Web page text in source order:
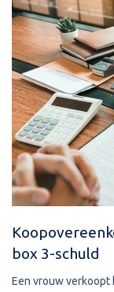
box 3-schuld
Een vrouw verkoopt